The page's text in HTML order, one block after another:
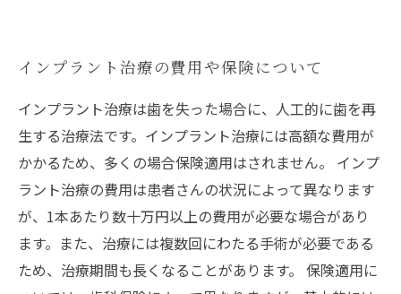
インプラント治療の費用や保険について
インプラント治療は歯を失った場合に、人工的に歯を再
生する治療法です。インプラント治療には高額な費用が
かかるため、多くの場合保険適用はされません。 インプ
ラント治療の費用は患者さんの状況によって異なります
が、1本あたり数十万円以上の費用が必要な場合があり
ます。また、治療には複数回にわたる手術が必要である
ため、治療期間も長くなることがあります。 保険適用に